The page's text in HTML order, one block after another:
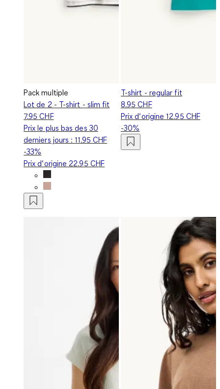
Pack multiple
Lot de 2 - T-shirt - slim fit
7.95 CHF
Prix le plus bas des 30
derniers jours :11.95 CHF
-33%
Prix d‘origine 22.95 CHF
T-shirt - regular fit
8.95 CHF
Prix d‘origine12.95 CHF
-30%